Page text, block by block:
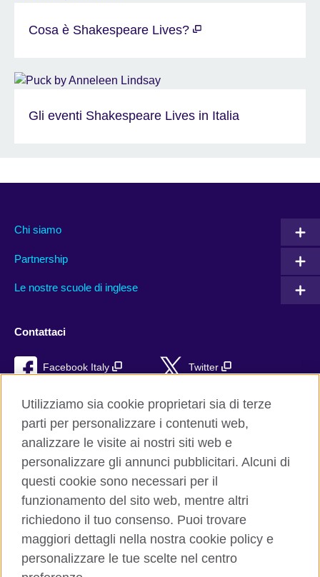
Cosa è Shakespeare Lives?
Gli eventi Shakespeare Lives in Italia
Chi siamo
Partnership
Le nostre scuole di inglese
Contattaci
Facebook Italy Twitter
YouTube TikTok
RSS
British Council global
Privacy e condizioni d'uso
Cookie
Sitemap
Utilizziamo sia cookie proprietari sia di terze
parti per personalizzare i contenuti web,
analizzare le visite ai nostri siti web e
personalizzare gli annunci pubblicitari. Alcuni di
questi cookie sono necessari per il
funzionamento del sito web, mentre altri
richiedono il tuo consenso. Puoi trovare
maggiori dettagli nella nostra cookie policy e
personalizzare le tue scelte nel centro